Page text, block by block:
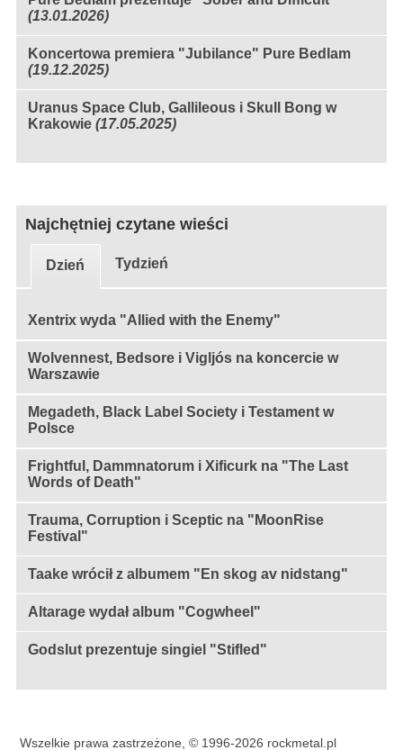
(13.01.2026)
Koncertowa premiera "Jubilance" Pure Bedlam
(19.12.2025)
Uranus Space Club, Gallileous i Skull Bong w
Krakowie (17.05.2025)
Najchętniej czytane wieści
Dzień Tydzień
Xentrix wyda "Allied with the Enemy"
Wolvennest, Bedsore i Vigljós na koncercie w
Warszawie
Megadeth, Black Label Society i Testament w
Polsce
Frightful, Dammnatorum i Xificurk na "The Last
Words of Death"
Trauma, Corruption i Sceptic na "MoonRise
Festival"
Taake wrócił z albumem "En skog av nidstang"
Altarage wydał album "Cogwheel"
Godslut prezentuje singiel "Stifled"
Wszelkie prawa zastrzeżone, © 1996-2026 rockmetal.pl